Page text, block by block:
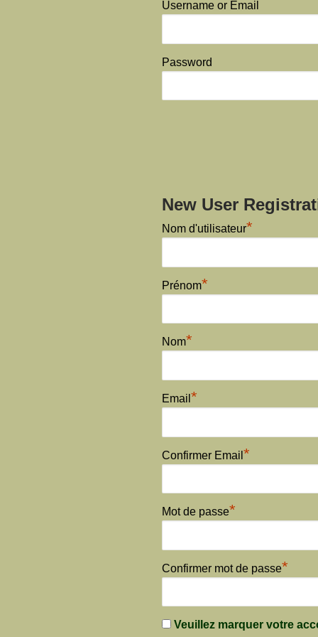
Username or Email
Password
New User
Nom d'utilisateur*
Prénom*
Nom*
Email *
Confirmer Email *
Mot de passe*
Confirmer mot de passe*
Veuillez marquer votre